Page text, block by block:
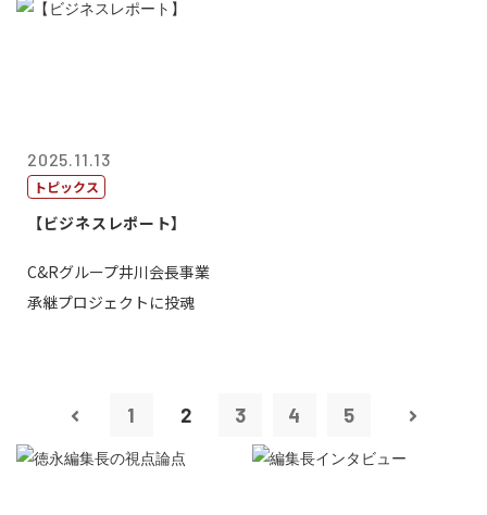
2025.11.13
トピックス
【ビジネスレポート】
C&Rグループ井川会長事業
承継プロジェクトに投魂
1 2 3 4 5